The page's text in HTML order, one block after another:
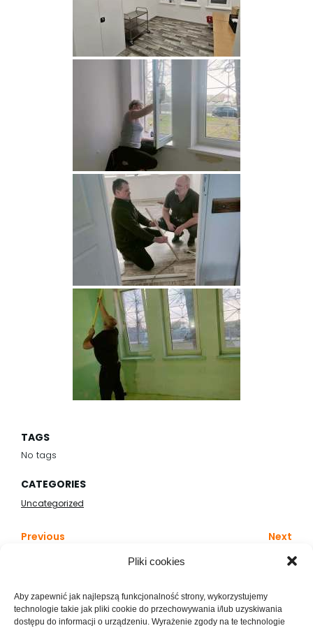
Pliki cookies
Aby zapewnić jak najlepszą funkcjonalność strony, wykorzystujemy
technologie takie jak pliki cookie do przechowywania i/lub uzyskiwania
dostępu do informacji o urządzeniu. Wyrażenie zgody na te technologie
TAGS
No tags
CATEGORIES
Uncategorized
Previous Next